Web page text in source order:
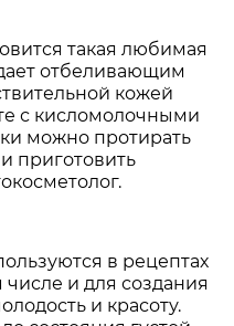
такая любимая
отбеливающим
кожей
с кисломолочными
можно протирать
приготовить
в рецептах
и для создания
и красоту.